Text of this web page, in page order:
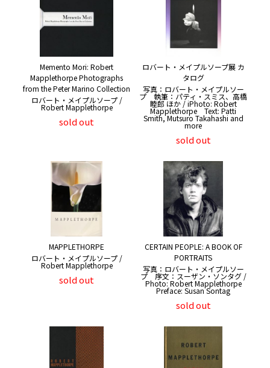
Memento Mori: Robert
Mapplethorpe Photographs
from the Peter Marino Collection
ロバート・メイプルソープ /
Robert Mapplethorpe
sold out
ロバート・メイプルソープ展 カ
タログ
写真：ロバート・メイプルソー
プ 執筆：パティ・スミス、高橋
睦郎 ほか / iPhoto: Robert
Mapplethorpe Text: Patti
Smith, Mutsuro Takahashi and
more
sold out
MAPPLETHORPE
ロバート・メイプルソープ /
Robert Mapplethorpe
sold out
CERTAIN PEOPLE: A BOOK OF
PORTRAITS
写真：ロバート・メイプルソー
プ 序文：スーザン・ソンタグ /
Photo: Robert Mapplethorpe
Preface: Susan Sontag
sold out